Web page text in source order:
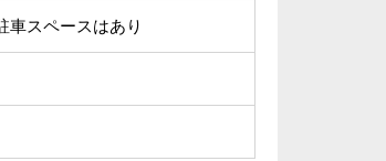
車スペースはあり